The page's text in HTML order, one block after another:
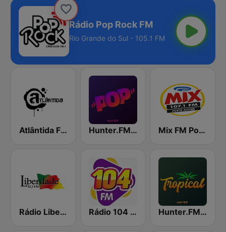
Rádio Pop Rock FM
Rio Grande do Sul - 105.1 FM
Atlântida FM Florianópolis Hunter.FM - Pop Mix FM Porto Alegre
Rádio Liberdade FM Rádio 104 FM Hunter.FM - Tropical